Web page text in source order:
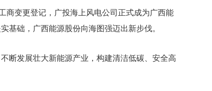
商变更登记，广投海上风电公司正式成为广西能
基础，广西能源股份向海图强迈出新步伐。
断发展壮大新能源产业，构建清洁低碳、安全高